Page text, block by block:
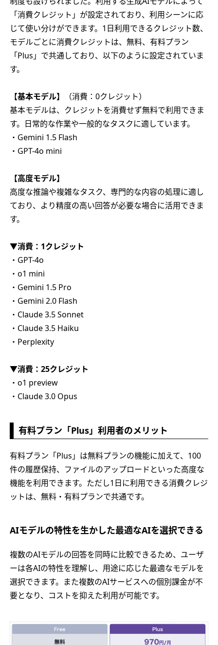
「消費クレジット」が設定されており、利用シーンに応
じて使い分けができます。1日利用できるクレジット数、
モデルごとに消費クレジットは、無料、有料プラン
「Plus」で共通しており、以下のように設定されていま
す。
【基本モデル】
（消費：0クレジット）
基本モデルは、クレジットを消費せず無料で利用できま
す。日常的な作業や一般的なタスクに適しています。
・Gemini 1.5 Flash
・GPT-4o mini
【高度モデル】
高度な推論や複雑なタスク、専門的な内容の処理に適し
ており、より精度の高い回答が必要な場合に活用できま
す。
▼消費：1クレジット
・GPT-4o
・o1 mini
・Gemini 1.5 Pro
・Gemini 2.0 Flash
・Claude 3.5 Sonnet
・Claude 3.5 Haiku
・Perplexity
▼消費：25クレジット
・o1 preview
・Claude 3.0 Opus
有料プラン「Plus」利用者のメリット
有料プラン「Plus」は無料プランの機能に加えて、100
件の履歴保持、ファイルのアップロードといった高度な
機能を利用できます。ただし1日に利用できる消費クレジ
ットは、無料・有料プランで共通です。
AIモデルの特性を生かした最適なAIを選択できる
複数のAIモデルの回答を同時に比較できるため、ユーザ
ーは各AIの特性を理解し、用途に応じた最適なモデルを
選択できます。また複数のAIサービスへの個別課金が不
要となり、コストを抑えた利用が可能です。